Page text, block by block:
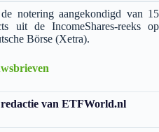
notering aangekondigd van 15
uit de IncomeShares-reeks op
Börse (Xetra).
van ETFWorld.nl